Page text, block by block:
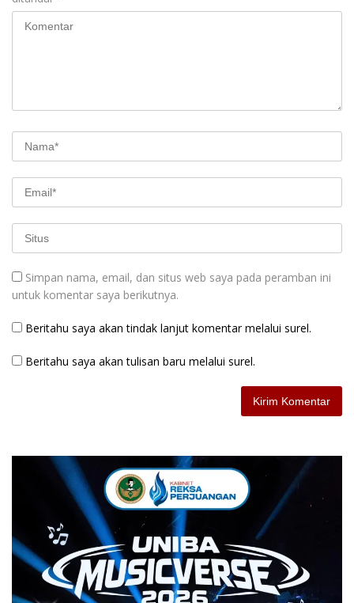
Simpan nama, email, dan situs web saya pada peramban ini
untuk komentar saya berikutnya.
Beritahu saya akan tindak lanjut komentar melalui surel.
Beritahu saya akan tulisan baru melalui surel.